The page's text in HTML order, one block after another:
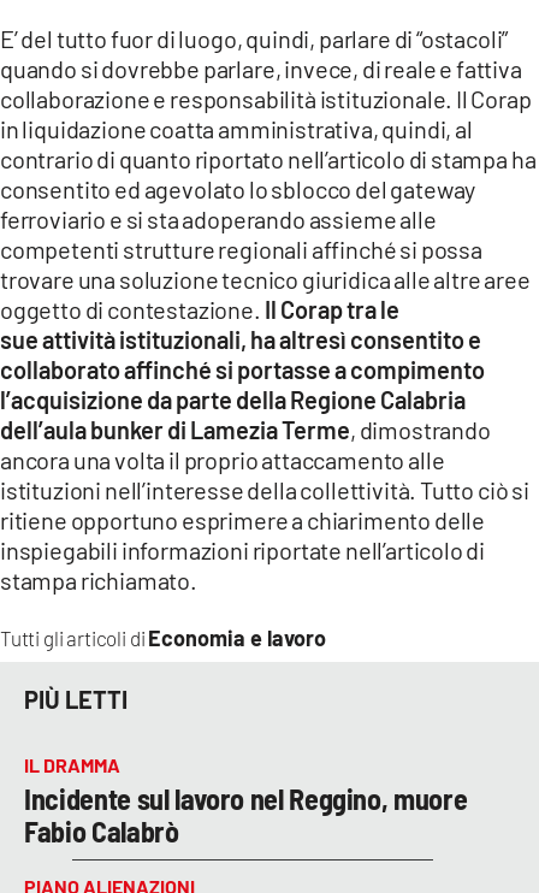
Tutti gli articoli di Economia e lavoro
E’ del tutto fuor di luogo, quindi, parlare di “ostacoli”
quando si dovrebbe parlare, invece, di reale e fattiva
collaborazione e responsabilità istituzionale. Il Corap
in liquidazione coatta amministrativa, quindi, al
contrario di quanto riportato nell’articolo di stampa ha
consentito ed agevolato lo sblocco del gateway
ferroviario e si sta adoperando assieme alle
competenti strutture regionali affinché si possa
trovare una soluzione tecnico giuridica alle altre aree
oggetto di contestazione. Il Corap tra le
sue attività istituzionali, ha altresì consentito e
collaborato affinché si portasse a compimento
l’acquisizione da parte della Regione Calabria
dell’aula bunker di Lamezia Terme, dimostrando
ancora una volta il proprio attaccamento alle
istituzioni nell’interesse della collettività. Tutto ciò si
ritiene opportuno esprimere a chiarimento delle
inspiegabili informazioni riportate nell’articolo di
stampa richiamato.
PIÙ LETTI
IL DRAMMA
Incidente sul lavoro nel Reggino, muore
Fabio Calabrò
PIANO ALIENAZIONI